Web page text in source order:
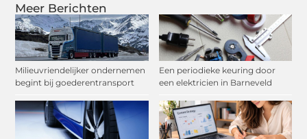
Meer Berichten
Milieuvriendelijker ondernemen
begint bij goederentransport
Een periodieke keuring door
een elektricien in Barneveld